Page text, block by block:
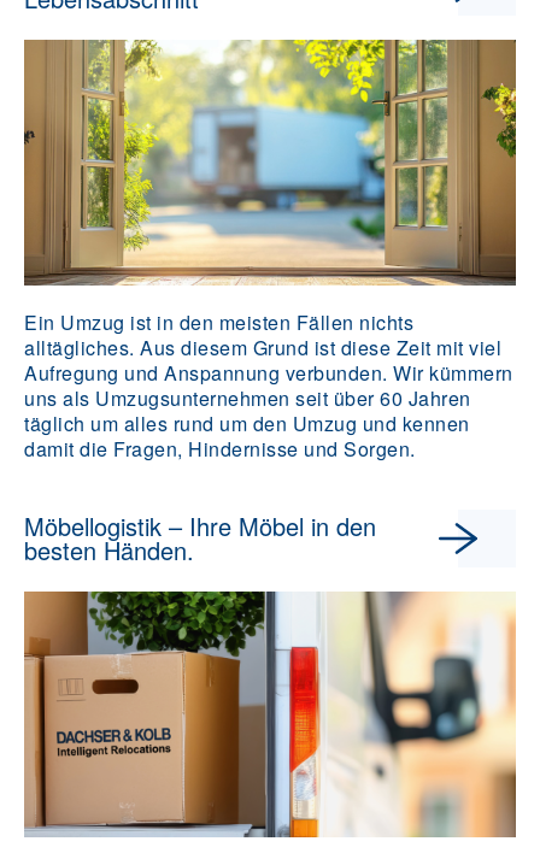
Ein Umzug ist in den meisten Fällen nichts
alltägliches. Aus diesem Grund ist diese Zeit mit viel
Aufregung und Anspannung verbunden. Wir kümmern
uns als Umzugsunternehmen seit über 60 Jahren
täglich um alles rund um den Umzug und kennen
damit die Fragen, Hindernisse und Sorgen.
Möbellogistik – Ihre Möbel in den
besten Händen.